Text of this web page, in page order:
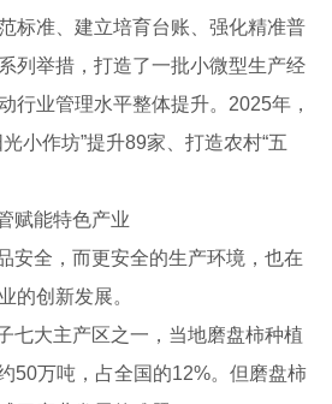
标准、建立培育台账、强化精准普
列举措，打造了一批小微型生产经
行业管理水平整体提升。2025年，
小作坊”提升89家、打造农村“五
能特色产业
全，而更安全的生产环境，也在
的创新发展。
大主产区之一，当地磨盘柿种植
50万吨，占全国的12%。但磨盘柿